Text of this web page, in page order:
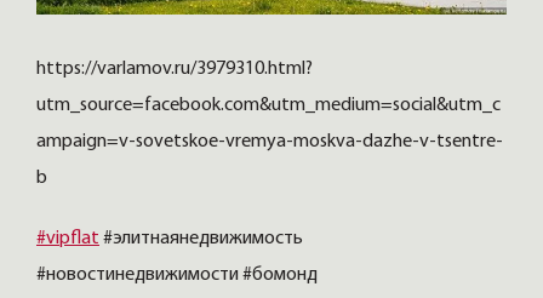
https://varlamov.ru/3979310.html?
utm_source=facebook.com&utm_medium=social&utm_c
ampaign=v-sovetskoe-vremya-moskva-dazhe-v-tsentre-
b
#vipflat #элитнаянедвижимость
#новостинедвижимости #бомонд